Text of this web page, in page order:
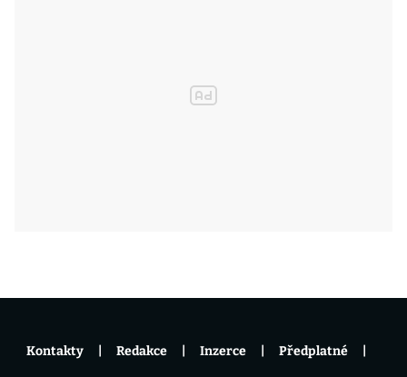
Kontakty Redakce Inzerce Předplatné